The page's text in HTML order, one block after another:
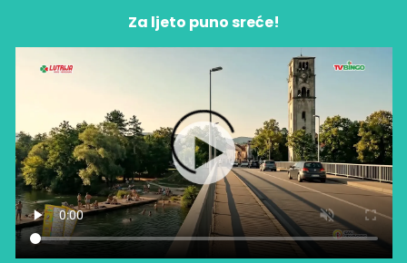
Za ljeto puno sreće!